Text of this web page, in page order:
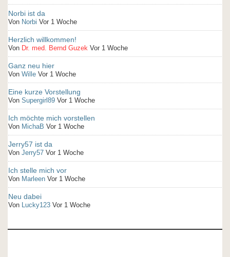
Norbi ist da
Von Norbi Vor 1 Woche
Herzlich willkommen!
Von Dr. med. Bernd Guzek Vor 1 Woche
Ganz neu hier
Von Wille Vor 1 Woche
Eine kurze Vorstellung
Von Supergirl89 Vor 1 Woche
Ich möchte mich vorstellen
Von MichaB Vor 1 Woche
Jerry57 ist da
Von Jerry57 Vor 1 Woche
Ich stelle mich vor
Von Marleen Vor 1 Woche
Neu dabei
Von Lucky123 Vor 1 Woche